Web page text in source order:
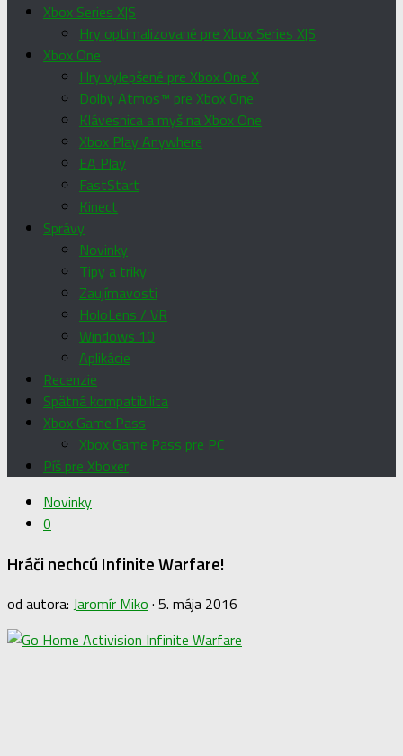
Xbox Series X|S
Hry optimalizované pre Xbox Series X|S
Xbox One
Hry vylepšené pre Xbox One X
Dolby Atmos™ pre Xbox One
Klávesnica a myš na Xbox One
Xbox Play Anywhere
EA Play
FastStart
Kinect
Správy
Novinky
Tipy a triky
Zaujímavosti
HoloLens / VR
Windows 10
Aplikácie
Recenzie
Spätná kompatibilita
Xbox Game Pass
Xbox Game Pass pre PC
Píš pre Xboxer
Novinky
0
Hráči nechcú Infinite Warfare!
od autora: Jaromír Miko · 5. mája 2016